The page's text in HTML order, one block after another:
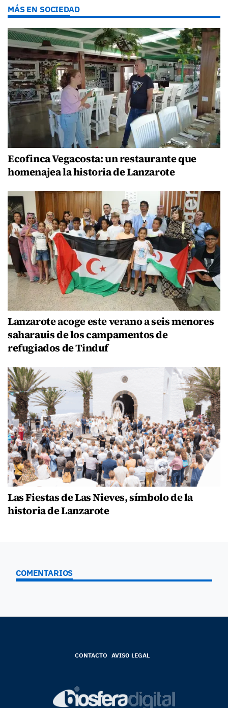
MÁS EN SOCIEDAD
Ecofinca Vegacosta: un restaurante que
homenajea la historia de Lanzarote
Lanzarote acoge este verano a seis menores
saharauis de los campamentos de
refugiados de Tinduf
Las Fiestas de Las Nieves, símbolo de la
historia de Lanzarote
COMENTARIOS
CONTACTO AVISO LEGAL